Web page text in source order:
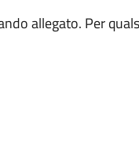
allegato. Per